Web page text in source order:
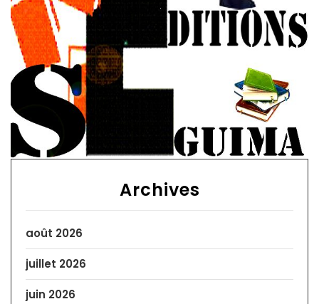
Archives
août 2026
juillet 2026
juin 2026